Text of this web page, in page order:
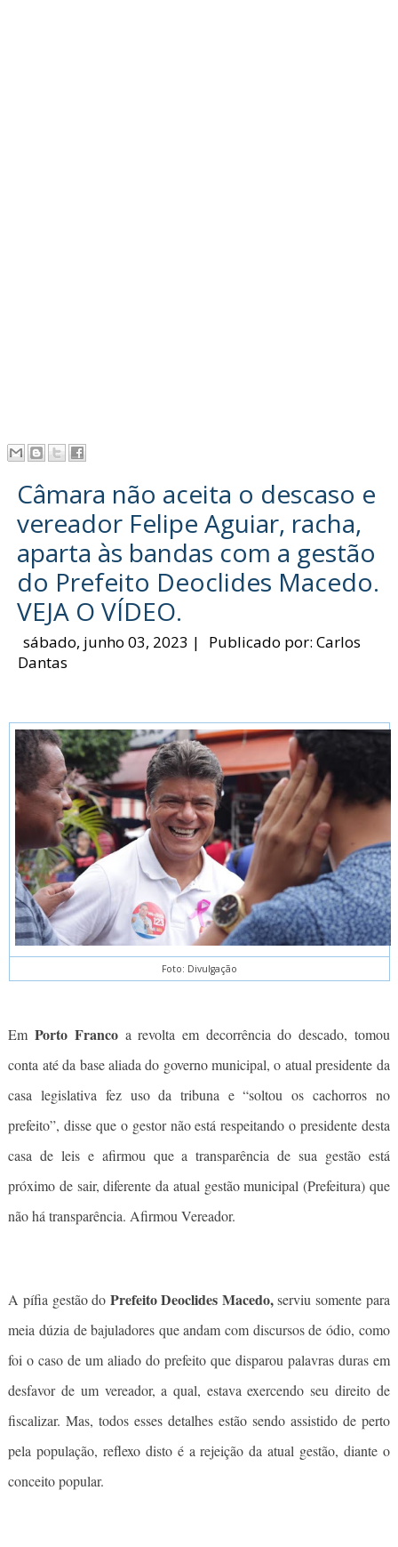
Câmara não aceita o descaso e
vereador Felipe Aguiar, racha,
aparta às bandas com a gestão
do Prefeito Deoclides Macedo.
VEJA O VÍDEO.
sábado, junho 03, 2023 | Publicado por:Carlos
Dantas
Foto: Divulgação
EmPorto Francoa revolta em decorrência do descado, tomou
conta até da base aliada do governo municipal, o atual presidente da
casa legislativa fez uso da tribuna e “soltou os cachorros no
prefeito”, disse que o gestor não está respeitando o presidente desta
casa de leis e afirmou que a transparência de sua gestão está
próximo de sair, diferente da atual gestão municipal (Prefeitura) que
não há transparência. Afirmou Vereador.
A pífia gestão do Prefeito Deoclides Macedo,serviu somente para
meia dúzia de bajuladores que andam com discursos de ódio, como
foi o caso de um aliado do prefeito que disparou palavras duras em
desfavor de um vereador, a qual, estava exercendo seu direito de
fiscalizar. Mas, todos esses detalhes estão sendo assistido de perto
pela população, reflexo disto é a rejeição da atual gestão, diante o
conceito popular.